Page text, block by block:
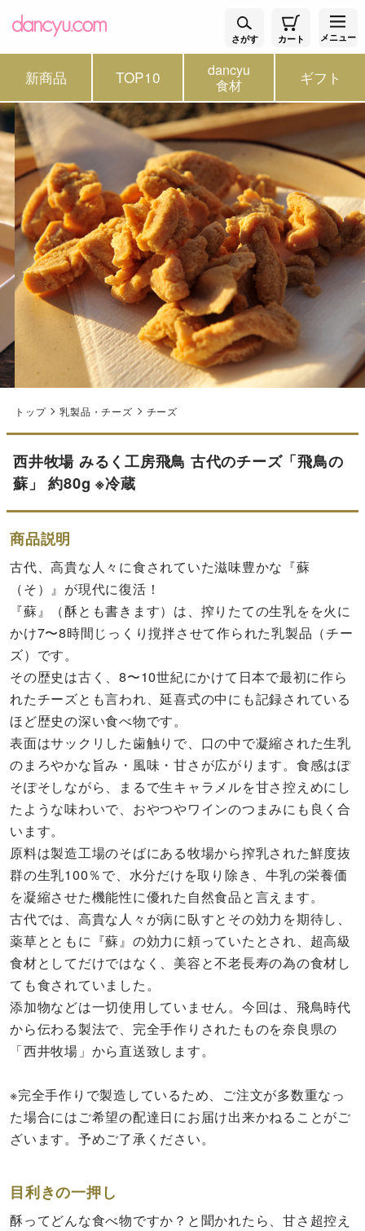
さがす カート メニュー
新商品 TOP10 dancyu
食材 ギフト
トップ 乳製品・チーズ チーズ
西井牧場 みるく工房飛鳥 古代のチーズ「飛鳥の
蘇」 約80g ※冷蔵
商品説明
古代、高貴な人々に食されていた滋味豊かな『蘇
（そ）』が現代に復活！
『蘇』（酥とも書きます）は、搾りたての生乳をを火に
かけ7〜8時間じっくり撹拌させて作られた乳製品（チー
ズ）です。
その歴史は古く、8〜10世紀にかけて日本で最初に作ら
れたチーズとも言われ、延喜式の中にも記録されている
ほど歴史の深い食べ物です。
表面はサックリした歯触りで、口の中で凝縮された生乳
のまろやかな旨み・風味・甘さが広がります。食感はぽ
そぽそしながら、まるで生キャラメルを甘さ控えめにし
たような味わいで、おやつやワインのつまみにも良く合
います。
原料は製造工場のそばにある牧場から搾乳された鮮度抜
群の生乳100％で、水分だけを取り除き、牛乳の栄養価
を凝縮させた機能性に優れた自然食品と言えます。
古代では、高貴な人々が病に臥すとその効力を期待し、
薬草とともに『蘇』の効力に頼っていたとされ、超高級
食材としてだけではなく、美容と不老長寿の為の食材し
ても食されていました。
添加物などは一切使用していません。今回は、飛鳥時代
から伝わる製法で、完全手作りされたものを奈良県の
「西井牧場」から直送致します。
※完全手作りで製造しているため、ご注文が多数重なっ
た場合にはご希望の配達日にお届け出来かねることがご
ざいます。予めご了承ください。
目利きの一押し
酥ってどんな食べ物ですか？と聞かれたら、甘さ超控え